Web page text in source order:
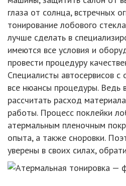
глаза от солнца, встречных
тонирование лобового
лучше сделать в
имеются все условия и
провести процедуру
Специалисты автосервисов
все нюансы процедуры. Ведь
рассчитать расход
работы. Процесс поклейки
атермальным пленочным
опыта, а также сноровки.
уверены в своих силах,